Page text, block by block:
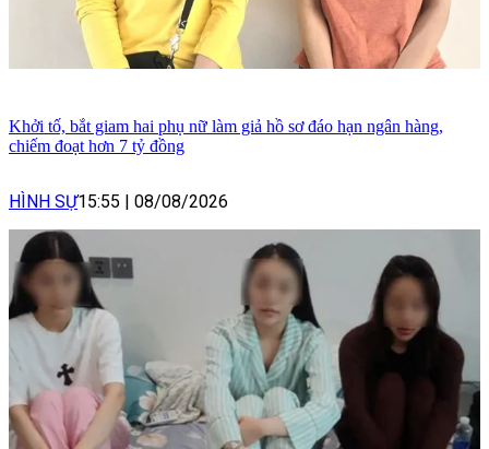
Khởi tố, bắt giam hai phụ nữ làm giả hồ sơ đáo hạn ngân hàng,
chiếm đoạt hơn 7 tỷ đồng
HÌNH SỰ15:55 08/08/2026